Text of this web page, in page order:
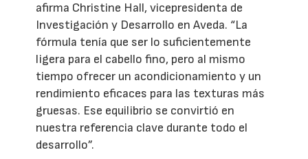
afirma Christine Hall, vicepresidenta de
Investigación y Desarrollo en Aveda. “La
fórmula tenía que ser lo suficientemente
ligera para el cabello fino, pero al mismo
tiempo ofrecer un acondicionamiento y un
rendimiento eficaces para las texturas más
gruesas. Ese equilibrio se convirtió en
nuestra referencia clave durante todo el
desarrollo”.